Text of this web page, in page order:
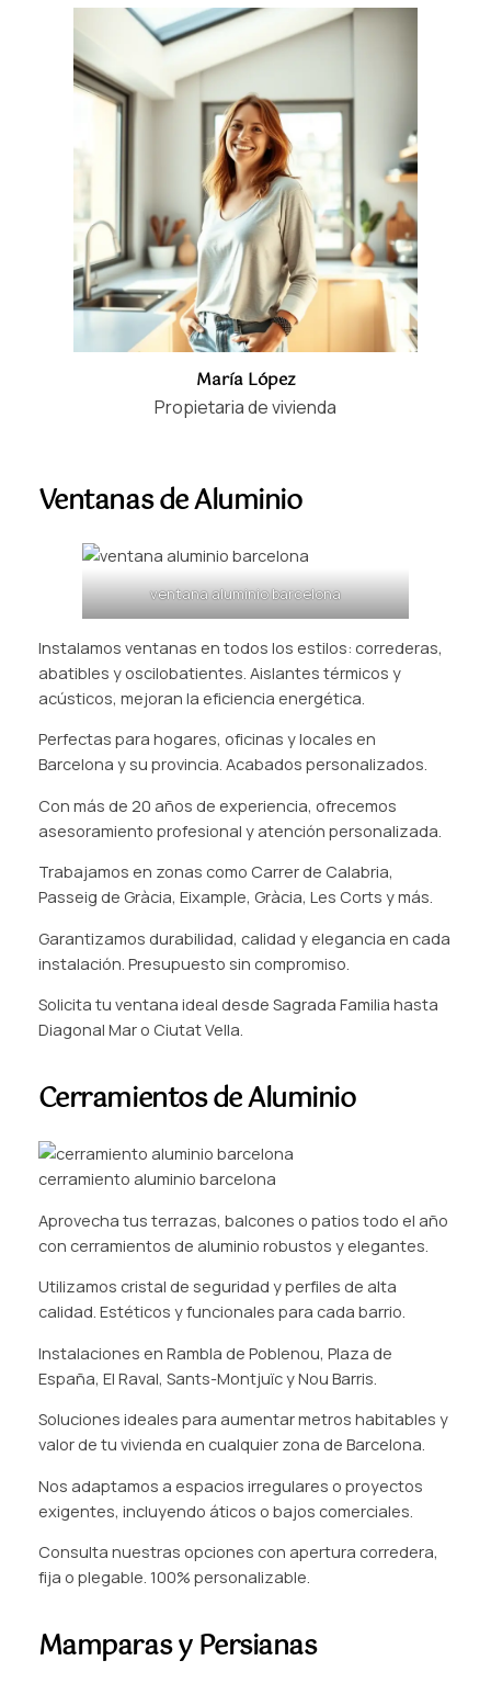
María López
Propietaria de vivienda
Ventanas de Aluminio
ventana aluminio barcelona
Instalamos ventanas en todos los estilos: correderas,
abatibles y oscilobatientes. Aislantes térmicos y
acústicos, mejoran la eficiencia energética.
Perfectas para hogares, oficinas y locales en
Barcelona y su provincia. Acabados personalizados.
Con más de 20 años de experiencia, ofrecemos
asesoramiento profesional y atención personalizada.
Trabajamos en zonas como Carrer de Calabria,
Passeig de Gràcia, Eixample, Gràcia, Les Corts y más.
Garantizamos durabilidad, calidad y elegancia en cada
instalación. Presupuesto sin compromiso.
Solicita tu ventana ideal desde Sagrada Familia hasta
Diagonal Mar o Ciutat Vella.
Cerramientos de Aluminio
cerramiento aluminio barcelona
Aprovecha tus terrazas, balcones o patios todo el año
con cerramientos de aluminio robustos y elegantes.
Utilizamos cristal de seguridad y perfiles de alta
calidad. Estéticos y funcionales para cada barrio.
Instalaciones en Rambla de Poblenou, Plaza de
España, El Raval, Sants-Montjuïc y Nou Barris.
Soluciones ideales para aumentar metros habitables y
valor de tu vivienda en cualquier zona de Barcelona.
Nos adaptamos a espacios irregulares o proyectos
exigentes, incluyendo áticos o bajos comerciales.
Consulta nuestras opciones con apertura corredera,
fija o plegable. 100% personalizable.
Mamparas y Persianas